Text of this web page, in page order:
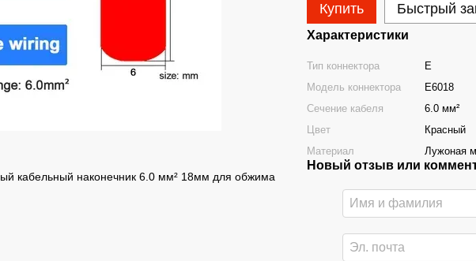
кабельный наконечник 6.0 мм² 18мм для обжима
Купить Быстрый
Характеристики
Тип коннектора
E
Модель коннектора
E6018
Сечение кабеля
6.0 мм²
Цвет
Красный
Материал
Лужоная
Новый отзыв или